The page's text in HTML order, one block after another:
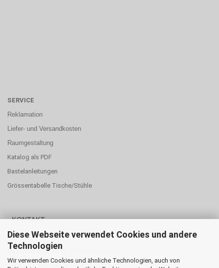
Diese Webseite verwendet Cookies und andere
Technologien
Wir verwenden Cookies und ähnliche Technologien, auch von
SERVICE
Reklamation
Liefer- und Versandkosten
Raumgestaltung
Katalog als PDF
Bastelanleitungen
Grössentabelle Tische/Stühle
KONTAKT
MyTibo GmbH
Bettlachstrasse 8, 2540 Grenchen
Beratung unter: Mo-Fr, 09:00 - 16:00 Uhr